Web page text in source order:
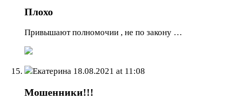
Плохо
Привышают полномочии , не по закону …
Екатерина 18.08.2021 at 11:08
Мошенники!!!